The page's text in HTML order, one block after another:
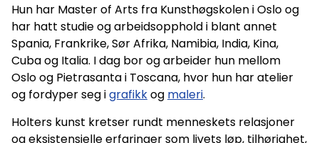
Hun har Master of Arts fra Kunsthøgskolen i Oslo og
har hatt studie og arbeidsopphold i blant annet
Spania, Frankrike, Sør Afrika, Namibia, India, Kina,
Cuba og Italia. I dag bor og arbeider hun mellom
Oslo og Pietrasanta i Toscana, hvor hun har atelier
og fordyper seg igrafikkog maleri.
Holters kunst kretser rundt menneskets relasjoner
og eksistensielle erfaringer som livets løp, tilhørighet,